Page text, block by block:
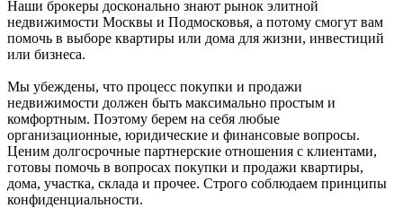
Наши брокеры досконально знают рынок элитной
недвижимости Москвы и Подмосковья, а потому смогут вам
помочь в выборе квартиры или дома для жизни, инвестиций
или бизнеса.
Мы убеждены, что процесс покупки и продажи
недвижимости должен быть максимально простым и
комфортным. Поэтому берем на себя любые
организационные, юридические и финансовые вопросы.
Ценим долгосрочные партнерские отношения с клиентами,
готовы помочь в вопросах покупки и продажи квартиры,
дома, участка, склада и прочее. Строго соблюдаем принципы
конфиденциальности.